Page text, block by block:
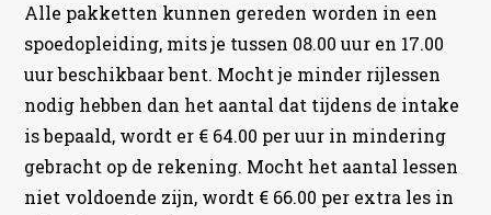
Alle pakketten kunnen gereden worden in een
spoedopleiding, mits je tussen 08.00 uur en 17.00
uur beschikbaar bent. Mocht je minder rijlessen
nodig hebben dan het aantal dat tijdens de intake
is bepaald, wordt er € 64.00 per uur in mindering
gebracht op de rekening. Mocht het aantal lessen
niet voldoende zijn, wordt € 66.00 per extra les in